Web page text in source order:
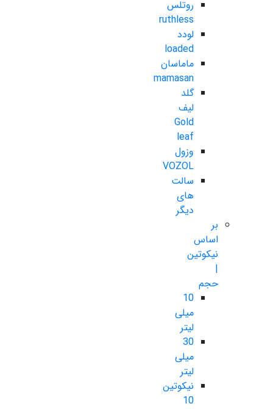
روتلس
ruthless
لودد
loaded
ماماسان
mamasan
گلد
لیف
Gold
leaf
وزول
VOZOL
سالت
های
دیگر
بر
اساس
نیکوتین
|
حجم
10
میلی
لیتر
30
میلی
لیتر
نیکوتین
10